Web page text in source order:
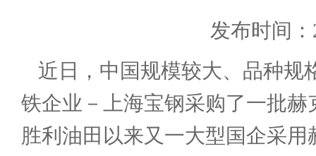
发布时间：
近日，中国规模较大、品种规
铁企业－上海宝钢采购了一批
胜利油田以来又一大型国企采